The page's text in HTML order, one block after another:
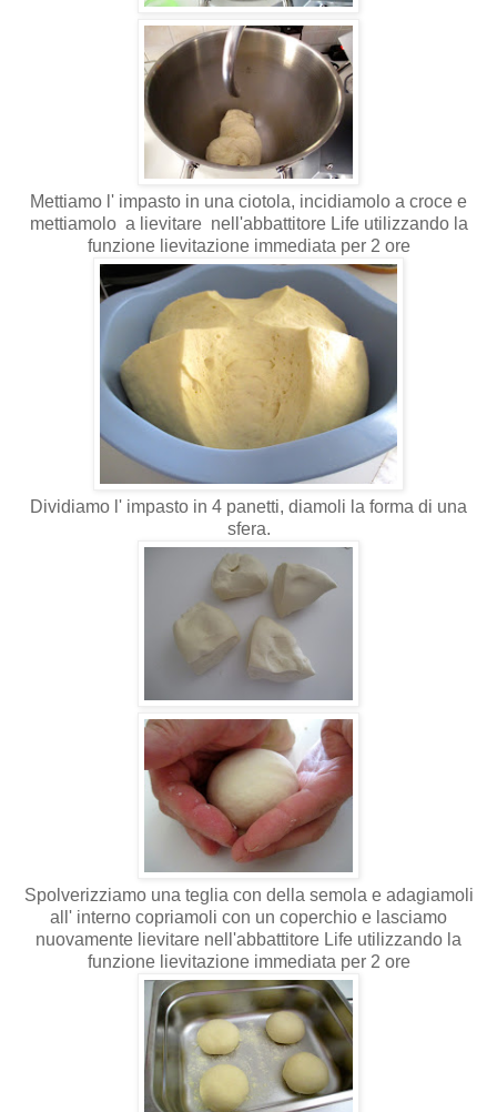
Mettiamo l' impasto in una ciotola, incidiamolo a croce e
mettiamolo a lievitare nell'abbattitore Life utilizzando la
funzione lievitazione immediata per 2 ore
Dividiamo l' impasto in 4 panetti, diamoli la forma di una
sfera.
Spolverizziamo una teglia con della semola e adagiamoli
all' interno copriamoli con un coperchio e lasciamo
nuovamente lievitare nell'abbattitore Life utilizzando la
funzione lievitazione immediata per 2 ore